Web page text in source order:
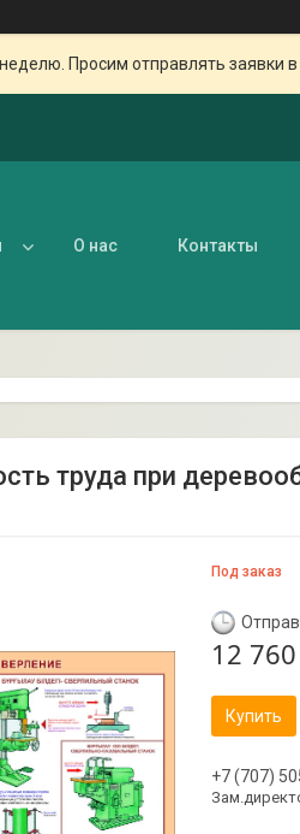
Просим отправлять заявки в
О нас Контакты
труда при
Под заказ
12
Купить
+7 (707)